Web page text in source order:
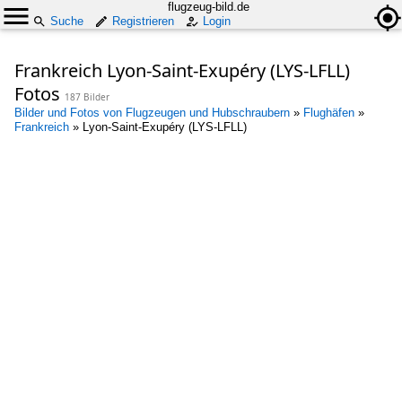
flugzeug-bild.de
Suche
Registrieren Login
Frankreich Lyon-Saint-Exupéry (LYS-LFLL)
Fotos 187 Bilder
Bilder und Fotos von Flugzeugen und Hubschraubern » Flughäfen »
Frankreich » Lyon-Saint-Exupéry (LYS-LFLL)